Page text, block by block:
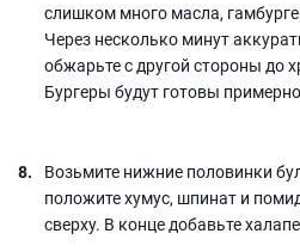
слишком много масла,
Через несколько минут
обжарьте с другой стороны до
Бургеры будут готовы
Возьмите нижние половинки
положите хумус, шпинат и
сверху. В конце добавьте